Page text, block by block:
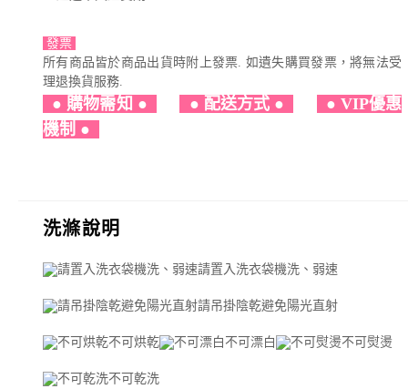
發票
所有商品皆於商品出貨時附上發票. 如遺失購買發票，將無法受
理退換貨服務.
● 購物需知 ● ● 配送方式 ● ● VIP優惠
機制 ●
洗滌說明
請置入洗衣袋機洗、弱速
請吊掛陰乾避免陽光直射
不可烘乾 不可漂白 不可熨燙
不可乾洗